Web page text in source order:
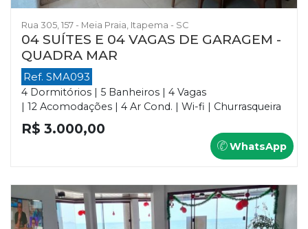
Rua 305, 157 - Meia Praia, Itapema - SC
04 SUÍTES E 04 VAGAS DE GARAGEM -
QUADRA MAR
Ref. SMA093
4 Dormitórios | 5 Banheiros | 4 Vagas
| 12 Acomodações | 4 Ar Cond. | Wi-fi | Churrasqueira
R$ 3.000,00
WhatsApp